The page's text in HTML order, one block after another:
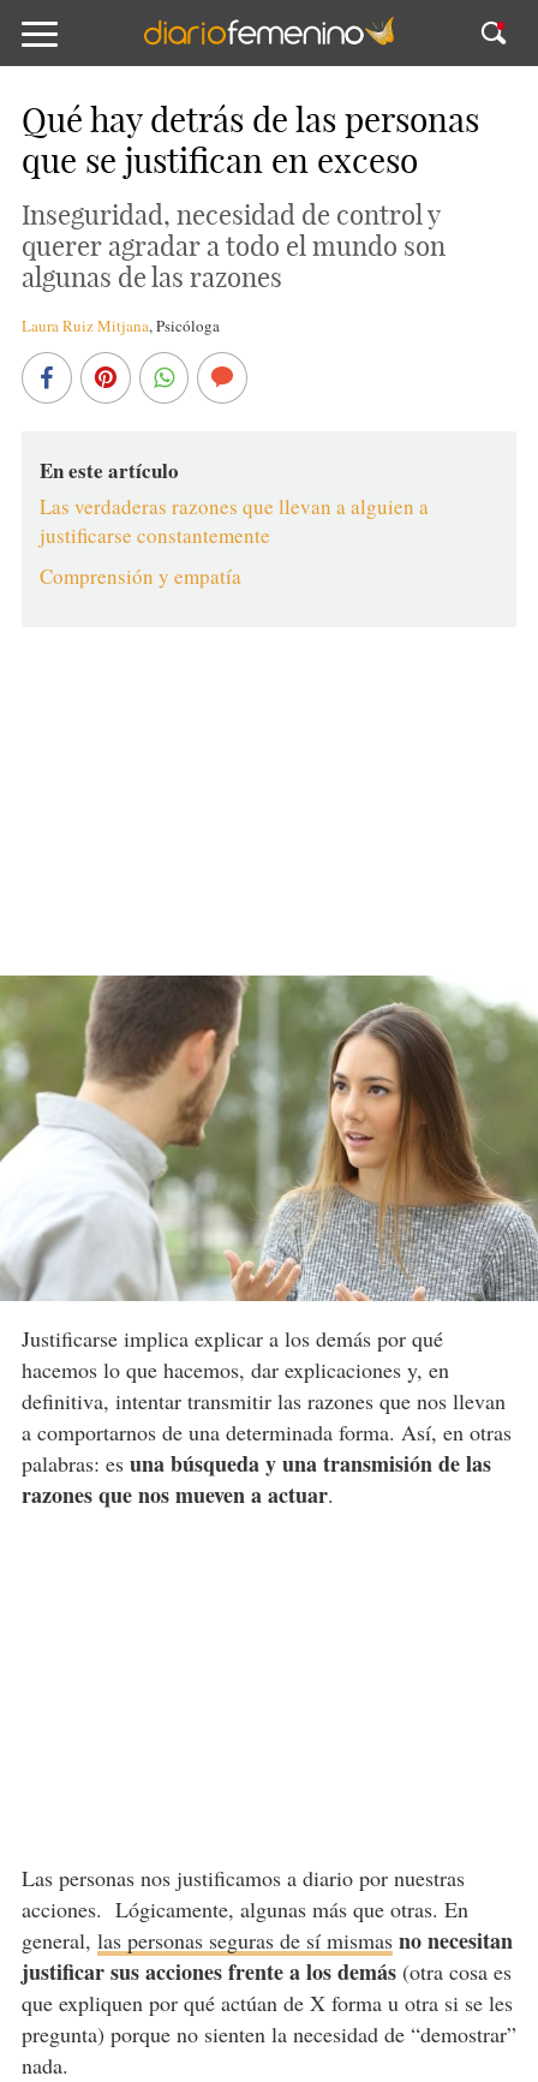
Qué hay detrás de las personas
que se justifican en exceso
Inseguridad, necesidad de control y
querer agradar a todo el mundo son
algunas de las razones
Laura Ruiz Mitjana,Psicóloga
En este artículo
Las verdaderas razones que llevan a alguien a
justificarse constantemente
Comprensión y empatía
Justificarse implica explicar a los demás por qué
hacemos lo que hacemos, dar explicaciones y, en
definitiva, intentar transmitir las razones que nos llevan
a comportarnos de una determinada forma. Así, en otras
palabras: es una búsqueda y una transmisión de las
razones que nos mueven a actuar.
Las personas nos justificamos a diario por nuestras
acciones. Lógicamente, algunas más que otras. En
general, las personas seguras de sí mismas no necesitan
justificar sus acciones frente a los demás(otra cosa es
que expliquen por qué actúan de X forma u otra si se les
pregunta) porque no sienten la necesidad de “demostrar”
nada.